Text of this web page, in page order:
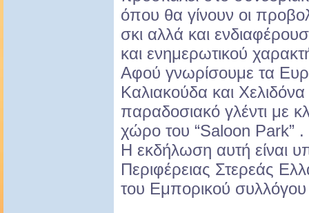
όπου θα γίνουν οι
σκι αλλά και
και ενημερωτικού
Αφού γνωρίσουμε τα
Καλιακούδα και
παραδοσιακό γλέντι με
χώρο του “Saloon Park” .
Η εκδήλωση αυτή είναι
Περιφέρειας Στερεάς
του Εμπορικού